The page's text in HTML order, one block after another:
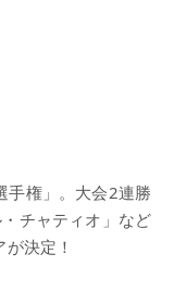
手権」。大会2連勝
チャティオ」など
決定！